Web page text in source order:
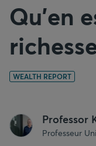
Qu’en
WEALTH REPORT
Professor
Professeur